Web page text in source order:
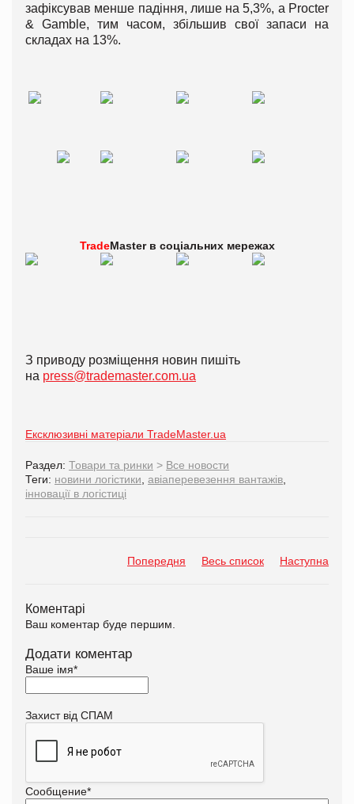
зафіксував менше падіння, лише на 5,3%, а Procter
& Gamble, тим часом, збільшив свої запаси на
складах на 13%.
TradeMaster в соціальних мережах
З приводу розміщення новин пишіть
на press@trademaster.com.ua
Ексклюзивні матеріали TradeMaster.ua
Раздел: Товари та ринки > Все новости
Теги: новини логістики авіаперевезення вантажів
інновації в логістиці
Попередня Весь список Наступна
Коментарі
Ваш коментар буде першим.
Додати коментар
Ваше імя*
Захист від СПАМ
Сообщение*